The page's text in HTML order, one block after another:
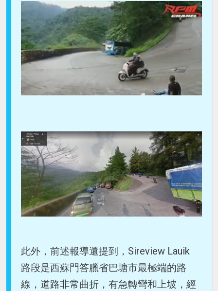
此外，前述報導還提到，Sireview Lauik
路段是西蘇門答臘省巴塘市最極端的路
線，道路非常曲折，有急轉彎和上坡，經